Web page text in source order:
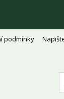
podmínky